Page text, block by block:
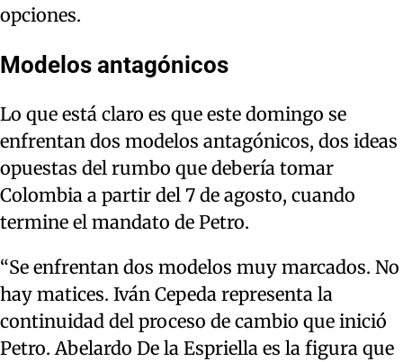
opciones.
Modelos antagónicos
Lo que está claro es que este domingo se
enfrentan dos modelos antagónicos, dos ideas
opuestas del rumbo que debería tomar
Colombia a partir del 7 de agosto, cuando
termine el mandato de Petro.
“Se enfrentan dos modelos muy marcados. No
hay matices. Iván Cepeda representa la
continuidad del proceso de cambio que inició
Petro. Abelardo De la Espriella es la figura que